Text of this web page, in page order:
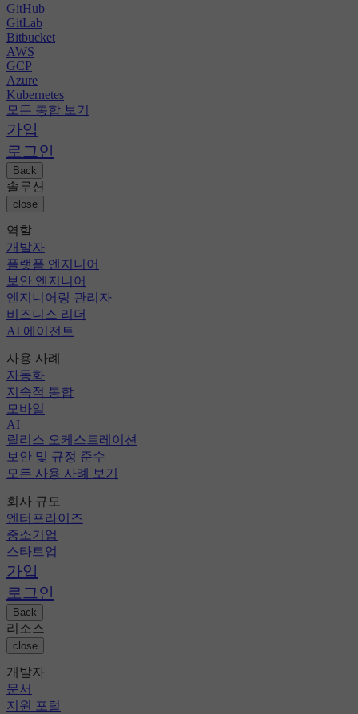
GitHub
GitLab
Bitbucket
AWS
GCP
Azure
Kubernetes
모든 통합 보기
가입
로그인
Back
솔루션
close
역할
개발자
플랫폼 엔지니어
보안 엔지니어
엔지니어링 관리자
비즈니스 리더
AI 에이전트
사용 사례
자동화
지속적 통합
모바일
AI
릴리스 오케스트레이션
보안 및 규정 준수
모든 사용 사례 보기
회사 규모
엔터프라이즈
중소기업
스타트업
가입
로그인
Back
리소스
close
개발자
문서
지원 포털